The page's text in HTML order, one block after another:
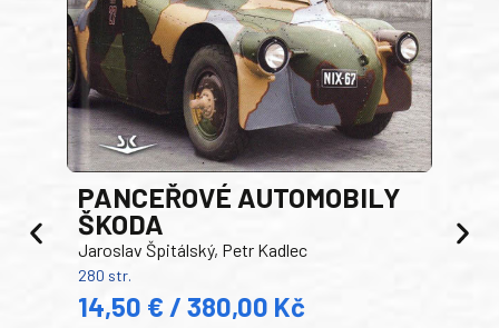
PANCEŘOVÉ AUTOMOBILY
ŠKODA
Jaroslav Špitálský, Petr Kadlec
280 str.
14,50 € / 380,00 Kč